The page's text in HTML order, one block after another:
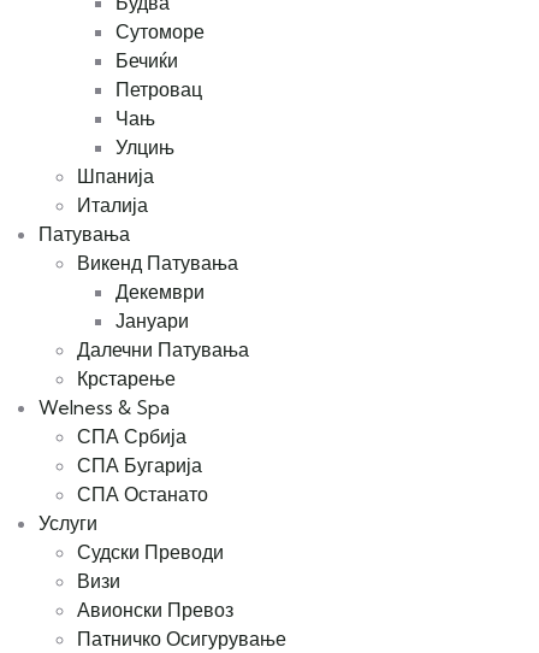
Сутоморе
Бечиќи
Петровац
Чањ
Улцињ
Шпанија
Италија
Патувања
Викенд Патувања
Декември
Јануари
Далечни Патувања
Крстарење
Welness & Spa
СПА Србија
СПА Бугарија
СПА Останато
Услуги
Судски Преводи
Визи
Авионски Превоз
Патничко Осигурување